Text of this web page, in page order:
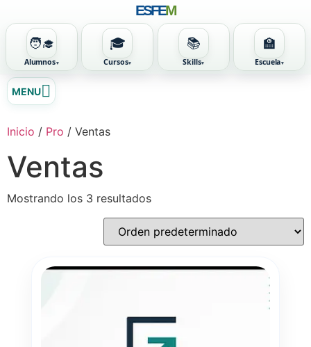
ESFEM
🧑‍🎓
Alumnos
🎓
Cursos
📚
Skills
🏫
Escuela
al
MENU
Inicio / Pro / Ventas
Ventas
Mostrando los 3 resultados